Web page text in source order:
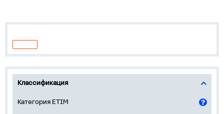
Классификация
Категория ETIM